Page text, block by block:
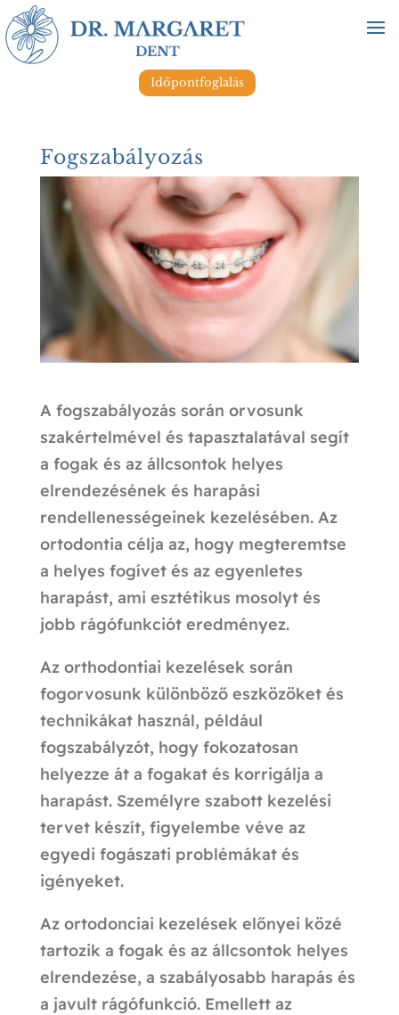
Időpontfoglalás
Fogszabályozás
A fogszabályozás során orvosunk
szakértelmével és tapasztalatával segít
a fogak és az állcsontok helyes
elrendezésének és harapási
rendellenességeinek kezelésében. Az
ortodontia célja az, hogy megteremtse
a helyes fogívet és az egyenletes
harapást, ami esztétikus mosolyt és
jobb rágófunkciót eredményez.
Az orthodontiai kezelések során
fogorvosunk különböző eszközöket és
technikákat használ, például
fogszabályzót, hogy fokozatosan
helyezze át a fogakat és korrigálja a
harapást. Személyre szabott kezelési
tervet készít, figyelembe véve az
egyedi fogászati problémákat és
igényeket.
Az ortodonciai kezelések előnyei közé
tartozik a fogak és az állcsontok helyes
elrendezése, a szabályosabb harapás és
a javult rágófunkció. Emellett az